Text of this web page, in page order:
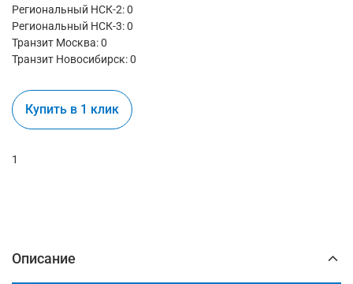
Региональный НСК-2: 0
Региональный НСК-3: 0
Транзит Москва:0
Транзит Новосибирск:0
Купить в 1 клик
1
Описание